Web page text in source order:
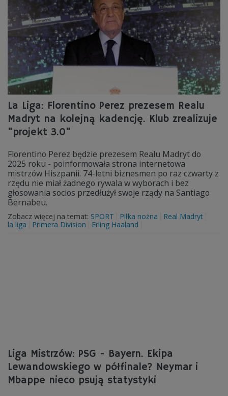
La Liga: Florentino Perez prezesem Realu
Madryt na kolejną kadencję. Klub zrealizuje
"projekt 3.0"
Florentino Perez będzie prezesem Realu Madryt do
2025 roku - poinformowała strona internetowa
mistrzów Hiszpanii. 74-letni biznesmen po raz czwarty z
rzędu nie miał żadnego rywala w wyborach i bez
głosowania socios przedłużył swoje rządy na Santiago
Bernabeu.
Zobacz więcej na temat: SPORT Piłka nożna
Real Madryt
la liga
Primera Division Erling Haaland
Liga Mistrzów: PSG - Bayern. Ekipa
Lewandowskiego w półfinale? Neymar i
Mbappe nieco psują statystyki